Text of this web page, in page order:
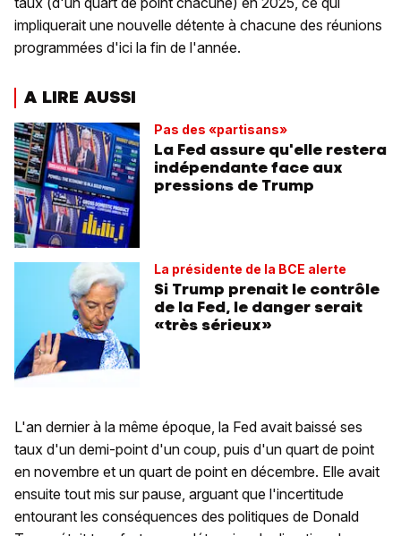
impliquerait une nouvelle détente à chacune des réunions
programmées d'ici la fin de l'année.
A LIRE AUSSI
Pas des «partisans»
La Fed assure qu'elle restera
indépendante face aux
pressions de Trump
La présidente de la BCE alerte
Si Trump prenait le contrôle
de la Fed, le danger serait
«très sérieux»
L'an dernier à la même époque, la Fed avait baissé ses
taux d'un demi-point d'un coup, puis d'un quart de point
en novembre et un quart de point en décembre. Elle avait
ensuite tout mis sur pause, arguant que l'incertitude
entourant les conséquences des politiques de Donald